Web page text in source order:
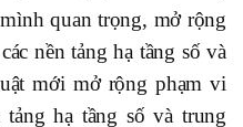
quan trọng, mở rộng
nền tảng hạ tầng số và
mới mở rộng phạm vi
tảng hạ tầng số và trung